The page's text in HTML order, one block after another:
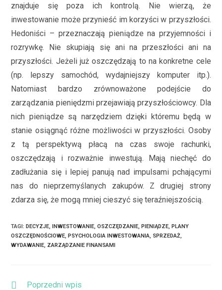
znajduje się poza ich kontrolą. Nie wierzą, że
inwestowanie może przynieść im korzyści w przyszłości.
Hedoniści – przeznaczają pieniądze na przyjemności i
rozrywkę. Nie skupiają się ani na przeszłości ani na
przyszłości. Jeżeli już oszczędzają to na konkretne cele
(np. lepszy samochód, wydajniejszy komputer itp.).
Natomiast bardzo zrównoważone podejście do
zarządzania pieniędzmi przejawiają przyszłościowcy. Dla
nich pieniądze są narzędziem dzięki któremu będą w
stanie osiągnąć różne możliwości w przyszłości. Osoby
z tą perspektywą płacą na czas swoje rachunki,
oszczędzają i rozważnie inwestują. Mają niechęć do
zadłużania się i lepiej panują nad impulsami pchającymi
nas do nieprzemyślanych zakupów. Z drugiej strony
zdarza się, że mogą mniej cieszyć się teraźniejszością.
TAGI:DECYZJE, INWESTOWANIE, OSZCZĘDZANIE, PIENIĄDZE, PLANY
OSZCZĘDNOŚCIOWE, PSYCHOLOGIA INWESTOWANIA, SPRZEDAŻ,
WYDAWANIE, ZARZĄDZANIE FINANSAMI
Poprzedni wpis